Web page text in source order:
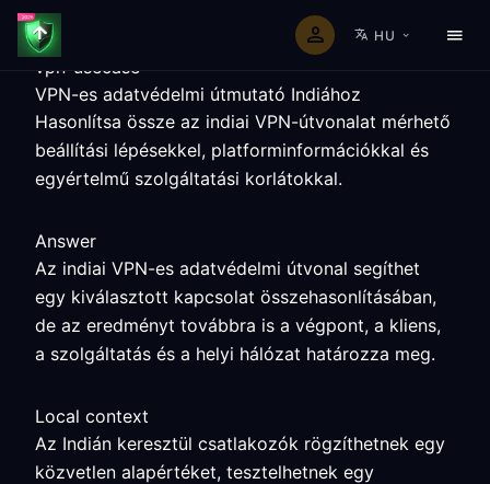
HU
vpn-usecase
VPN-es adatvédelmi útmutató Indiához
Hasonlítsa össze az indiai VPN-útvonalat mérhető
beállítási lépésekkel, platforminformációkkal és
egyértelmű szolgáltatási korlátokkal.
Answer
Az indiai VPN-es adatvédelmi útvonal segíthet
egy kiválasztott kapcsolat összehasonlításában,
de az eredményt továbbra is a végpont, a kliens,
a szolgáltatás és a helyi hálózat határozza meg.
Local context
Az Indián keresztül csatlakozók rögzíthetnek egy
közvetlen alapértéket, tesztelhetnek egy